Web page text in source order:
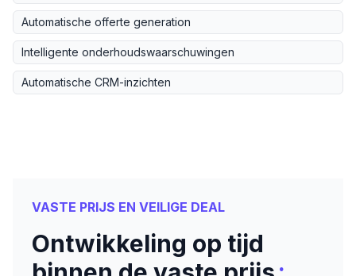
Automatische offerte generation
Intelligente onderhoudswaarschuwingen
Automatische CRM-inzichten
VASTE PRIJS EN VEILIGE DEAL
Ontwikkeling op tijd